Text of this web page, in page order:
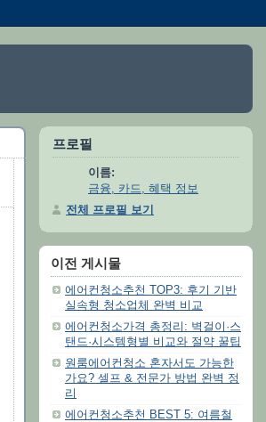
프로필
이름:
금융, 카드, 혜택 정보
전체 프로필 보기
이전 게시물
에어컨청소추천 TOP3: 후기 기반
실속형 청소업체 완벽 비교
에어컨청소가격 총정리: 벽걸이·스
탠드·시스템형별 비교와 절약 꿀팁
원룸에어컨청소 혼자서도 가능한
가요? 셀프 & 전문가 방법 완벽 정
리
에어컨청소추천 BEST 5: 여름철